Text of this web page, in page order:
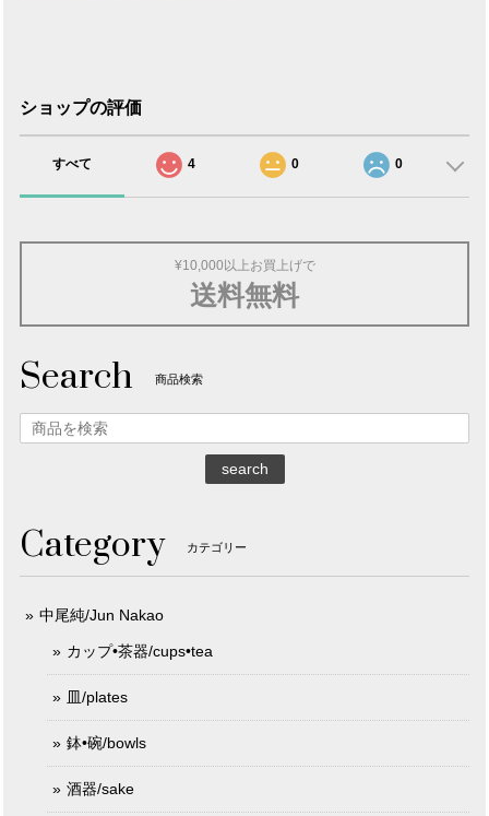
ショップの評価
すべて 4 0 0
¥10,000以上お買上げで
送料無料
Search 商品検索
search
Category カテゴリー
中尾純/Jun Nakao
カップ•茶器/cups•tea
皿/plates
鉢•碗/bowls
酒器/sake